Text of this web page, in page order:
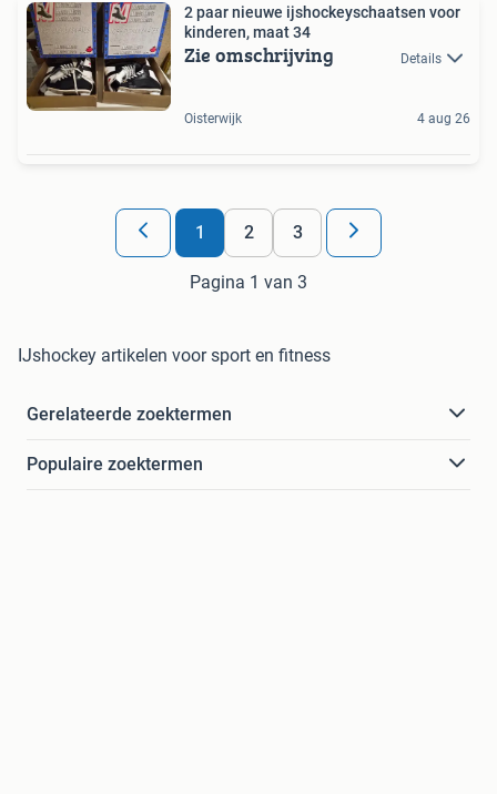
2 paar nieuwe ijshockeyschaatsen voor
kinderen, maat 34
Zie omschrijving Details
Oisterwijk 4 aug 26
1 2 3
Pagina 1 van 3
IJshockey artikelen voor sport en fitness
Gerelateerde zoektermen
Populaire zoektermen